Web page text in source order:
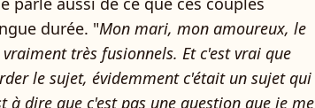
durée. "Mon mari, mon amoureux, le
très fusionnels. Et c'est vrai que
le sujet, évidemment c'était un sujet qui
à dire que c'est pas une question que je me